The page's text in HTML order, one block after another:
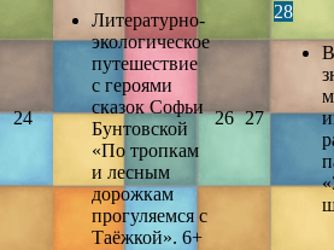
24
Литературно-
экологическое
путешествие
с героями
сказок Софьи
Бунтовской
«По тропкам
и лесным
дорожкам
прогуляемся с
Таёжкой». 6+
26 27
28